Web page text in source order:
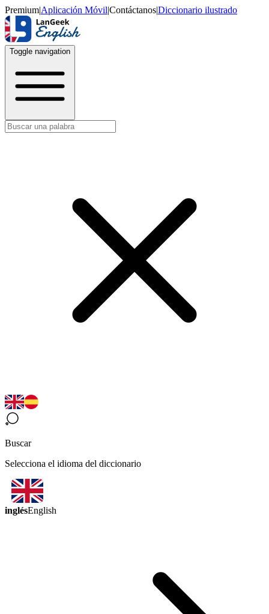
Premium|Aplicación Móvil|Contáctanos|Diccionario ilustrado
Toggle navigation
Buscar
Selecciona el idioma del diccionario
inglésEnglish